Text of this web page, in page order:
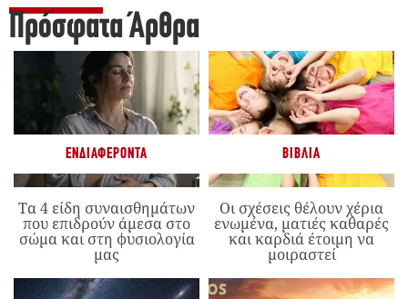
Πρόσφατα Άρθρα
ΕΝΔΙΑΦΈΡΟΝΤΑ
Τα 4 είδη συναισθημάτων
που επιδρούν άμεσα στο
σώμα και στη φυσιολογία
μας
ΒΙΒΛΊΑ
Οι σχέσεις θέλουν χέρια
ενωμένα, ματιές καθαρές
και καρδιά έτοιμη να
μοιραστεί